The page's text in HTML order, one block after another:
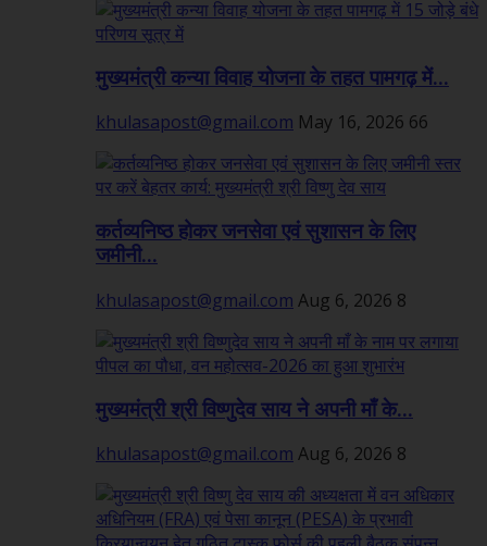
मुख्यमंत्री कन्या विवाह योजना के तहत पामगढ़ में...
khulasapost@gmail.com May 16, 2026 66
कर्तव्यनिष्ठ होकर जनसेवा एवं सुशासन के लिए
जमीनी...
khulasapost@gmail.com Aug 6, 2026 8
मुख्यमंत्री श्री विष्णुदेव साय ने अपनी माँ के...
khulasapost@gmail.com Aug 6, 2026 8